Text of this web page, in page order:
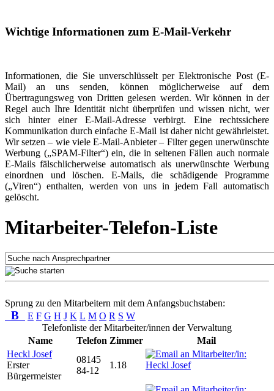
Wichtige Informationen zum E-Mail-Verkehr
Informationen, die Sie unverschlüsselt per Elektronische Post (E-
Mail) an uns senden, können möglicherweise auf dem
Übertragungsweg von Dritten gelesen werden. Wir können in der
Regel auch Ihre Identität nicht überprüfen und wissen nicht, wer
sich hinter einer E-Mail-Adresse verbirgt. Eine rechtssichere
Kommunikation durch einfache E-Mail ist daher nicht gewährleistet.
Wir setzen – wie viele E-Mail-Anbieter – Filter gegen unerwünschte
Werbung („SPAM-Filter“) ein, die in seltenen Fällen auch normale
E-Mails fälschlicherweise automatisch als unerwünschte Werbung
einordnen und löschen. E-Mails, die schädigende Programme
(„Viren“) enthalten, werden von uns in jedem Fall automatisch
gelöscht.
Mitarbeiter-Telefon-Liste
Sprung zu den Mitarbeitern mit dem Anfangsbuchstaben:
B E F G H J K L M O R S W
Telefonliste der Mitarbeiter/innen der Verwaltung
Name
Telefon Zimmer
Mail
Heckl Josef
Erster
Bürgermeister
08145
84-12
1.18